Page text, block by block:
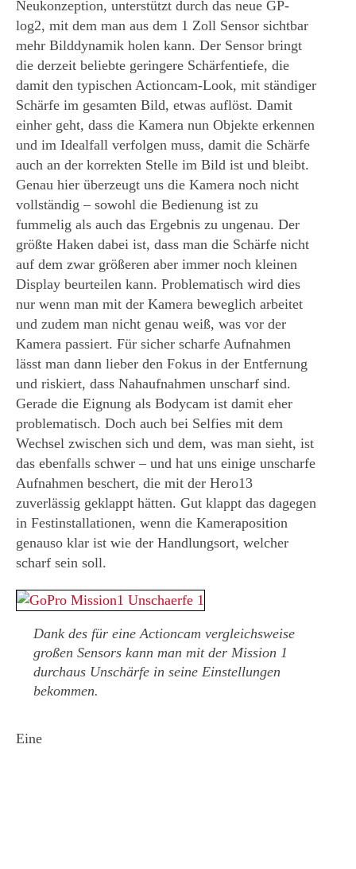
Neukonzeption, unterstützt durch das neue GP-
log2, mit dem man aus dem 1 Zoll Sensor sichtbar
mehr Bilddynamik holen kann. Der Sensor bringt
die derzeit beliebte geringere Schärfentiefe, die
damit den typischen Actioncam-Look, mit ständiger
Schärfe im gesamten Bild, etwas auflöst. Damit
einher geht, dass die Kamera nun Objekte erkennen
und im Idealfall verfolgen muss, damit die Schärfe
auch an der korrekten Stelle im Bild ist und bleibt.
Genau hier überzeugt uns die Kamera noch nicht
vollständig – sowohl die Bedienung ist zu
fummelig als auch das Ergebnis zu ungenau. Der
größte Haken dabei ist, dass man die Schärfe nicht
auf dem zwar größeren aber immer noch kleinen
Display beurteilen kann. Problematisch wird dies
nur wenn man mit der Kamera beweglich arbeitet
und zudem man nicht genau weiß, was vor der
Kamera passiert. Für sicher scharfe Aufnahmen
lässt man dann lieber den Fokus in der Entfernung
und riskiert, dass Nahaufnahmen unscharf sind.
Gerade die Eignung als Bodycam ist damit eher
problematisch. Doch auch bei Selfies mit dem
Wechsel zwischen sich und dem, was man sieht, ist
das ebenfalls schwer – und hat uns einige unscharfe
Aufnahmen beschert, die mit der Hero13
zuverlässig geklappt hätten. Gut klappt das dagegen
in Festinstallationen, wenn die Kameraposition
genauso klar ist wie der Handlungsort, welcher
scharf sein soll.
Dank des für eine Actioncam vergleichsweise
großen Sensors kann man mit der Mission 1
durchaus Unschärfe in seine Einstellungen
bekommen.
Eine